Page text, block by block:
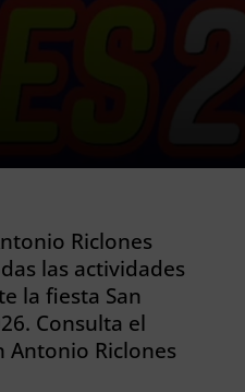
Riclones
las actividades
la fiesta San
Consulta el
Antonio Riclones